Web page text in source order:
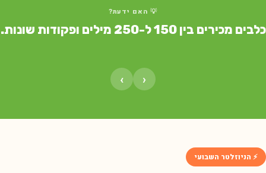
💡 האם ידעת?
מכירים בין 150 ל-250 מילים ופקודות שונות.
⚡ הניוזלטר השבועי